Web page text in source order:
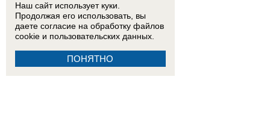
Наш сайт использует куки.
Продолжая его использовать, вы
даете согласие на обработку файлов
cookie и пользовательских данных.
ПОНЯТНО